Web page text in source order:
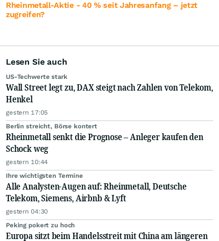
Rheinmetall-Aktie - 40 % seit Jahresanfang – jetzt
zugreifen?
Lesen Sie auch
US-Techwerte stark
Wall Street legt zu, DAX steigt nach Zahlen von Telekom,
Henkel
gestern 17:05
Berlin streicht, Börse kontert
Rheinmetall senkt die Prognose – Anleger kaufen den
Schock weg
gestern 10:44
Ihre wichtigsten Termine
Alle Analysten-Augen auf: Rheinmetall, Deutsche
Telekom, Siemens, Airbnb & Lyft
gestern 04:30
Peking pokert zu hoch
Europa sitzt beim Handelsstreit mit China am längeren